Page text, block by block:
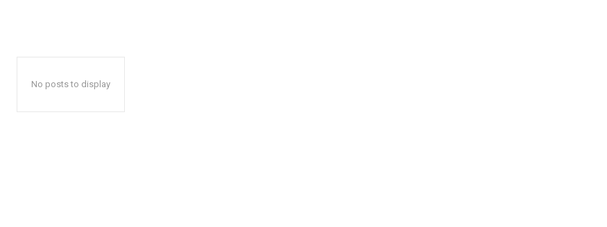
No posts to display